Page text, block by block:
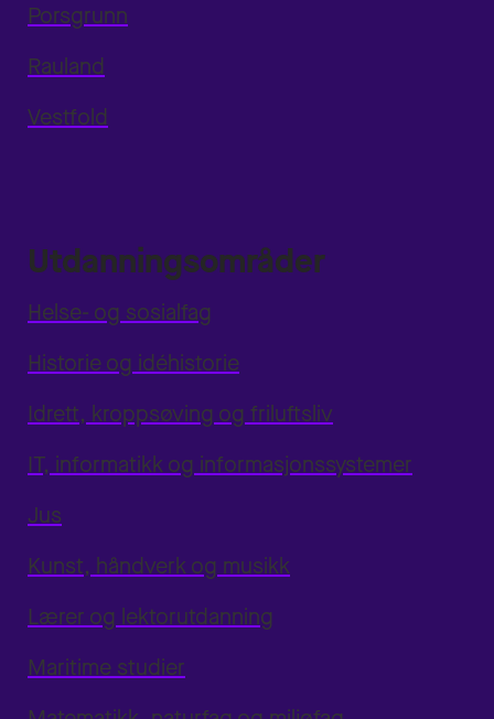
Porsgrunn
Rauland
Vestfold
Utdanningsområder
Helse- og sosialfag
Historie og idéhistorie
Idrett, kroppsøving og friluftsliv
IT, informatikk og informasjonssystemer
Jus
Kunst, håndverk og musikk
Lærer og lektorutdanning
Maritime studier